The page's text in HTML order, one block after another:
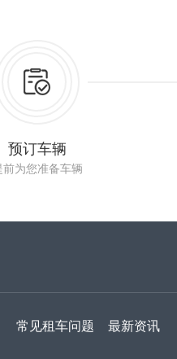
预订车辆
前为您准备车辆
常见租车问题 最新资讯